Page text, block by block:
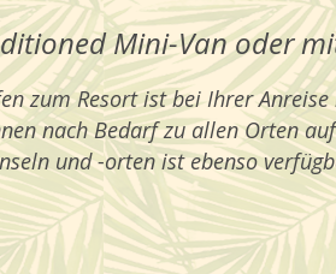
Mini-Van oder
zum Resort ist bei Ihrer
nach Bedarf zu allen Orten
und -orten ist ebenso